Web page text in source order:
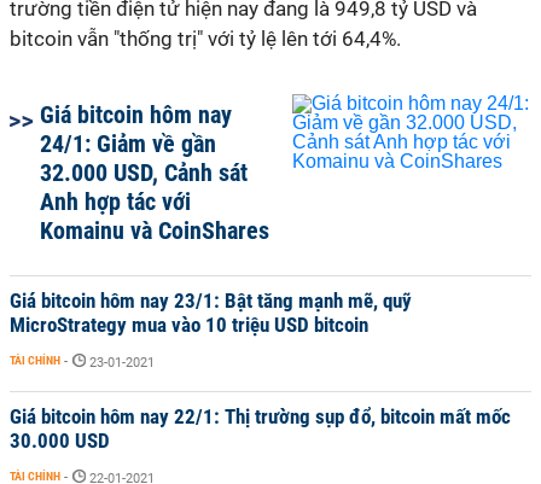
trường tiền điện tử hiện nay đang là 949,8 tỷ USD và
bitcoin vẫn "thống trị" với tỷ lệ lên tới 64,4%.
Giá bitcoin hôm nay
24/1: Giảm về gần
32.000 USD, Cảnh sát
Anh hợp tác với
Komainu và CoinShares
Giá bitcoin hôm nay 23/1: Bật tăng mạnh mẽ, quỹ
MicroStrategy mua vào 10 triệu USD bitcoin
TÀI CHÍNH - 23-01-2021
Giá bitcoin hôm nay 22/1: Thị trường sụp đổ, bitcoin mất mốc
30.000 USD
TÀI CHÍNH - 22-01-2021